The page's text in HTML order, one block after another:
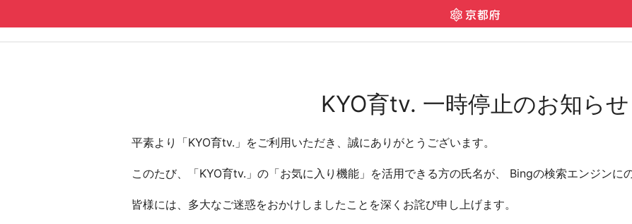
ナビゲーションへ
ホームへ
KYO育tv. 一時停止のお知らせ
平素より「KYO育tv.」をご利用いただき、誠にありがとうございます。
このたび、「KYO育tv.」の「お気に入り機能」を活用できる方の氏名が、 Bingの検索エンジンに
皆様には、多大なご迷惑をおかけしましたことを深くお詫び申し上げます。